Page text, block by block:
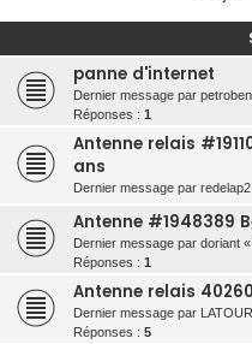
panne d'internet
Dernier message par petroben
Réponses : 1
Antenne relais
ans
Dernier message par redelap2
Antenne #1948389
Dernier message par doriant «
Réponses : 1
Antenne relais 40260
Dernier message par
Réponses : 5